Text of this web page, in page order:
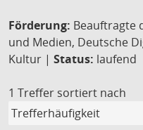
Förderung: Beauftragte
und Medien, Deutsche
Kultur | Status: laufend
1 Treffer sortiert nach